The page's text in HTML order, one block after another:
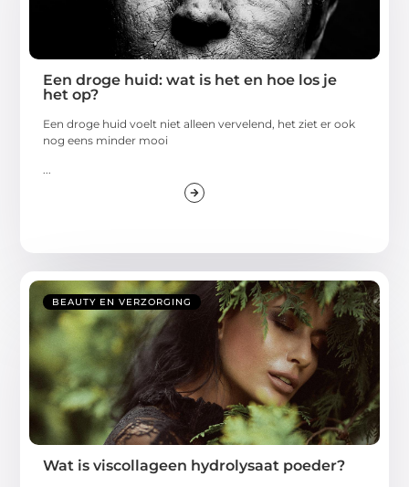
Een droge huid: wat is het en hoe los je
het op?
Een droge huid voelt niet alleen vervelend, het ziet er ook
nog eens minder mooi
...
BEAUTY EN VERZORGING
Wat is viscollageen hydrolysaat poeder?